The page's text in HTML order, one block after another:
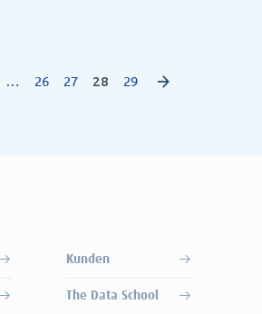
… 26 27 28 29
Kunden
The Data School